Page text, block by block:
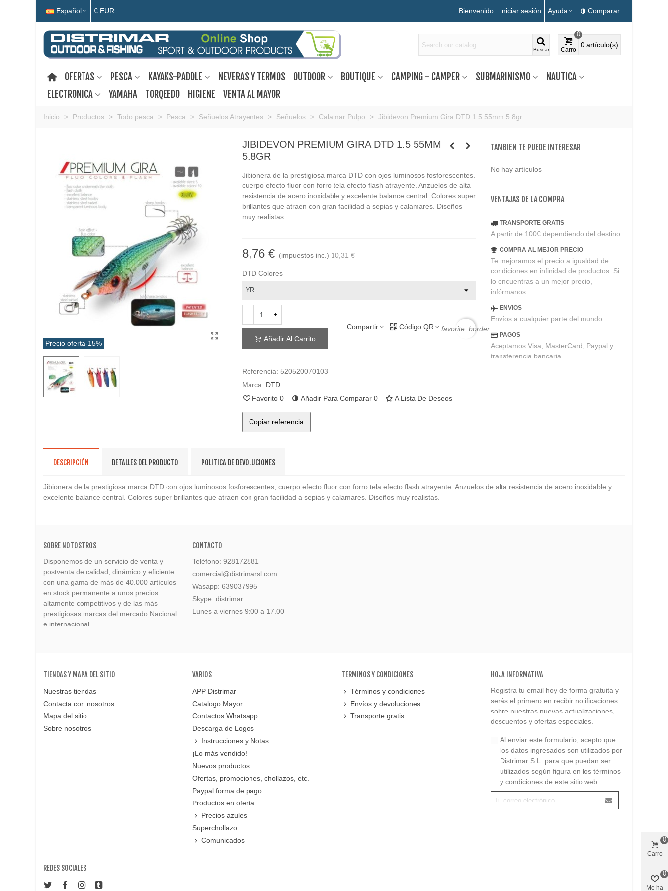
Español € EUR Bienvenido Iniciar sesión Ayuda Comparar
Buscar Carro
0
0 artículo(s)
OFERTAS PESCA KAYAKS-PADDLE NEVERAS Y TERMOS OUTDOOR BOUTIQUE CAMPING - CAMPER SUBMARINISMO
NAUTICA
ELECTRONICA
YAMAHA TORQEEDO HIGIENE VENTA AL MAYOR
Inicio > Productos > Todo pesca > Pesca > Señuelos Atrayentes > Señuelos > Calamar Pulpo > Jibidevon Premium Gira DTD 1.5 55mm 5.8gr
Precio oferta-15%
JIBIDEVON PREMIUM GIRA DTD 1.5 55MM
5.8GR
Jibionera de la prestigiosa marca DTD con ojos luminosos fosforescentes,
cuerpo efecto fluor con forro tela efecto flash atrayente. Anzuelos de alta
resistencia de acero inoxidable y excelente balance central. Colores super
brillantes que atraen con gran facilidad a sepias y calamares. Diseños
muy realistas.
8,76 € (impuestos inc.) 10,31 €
DTD Colores
- +
Añadir Al Carrito
Compartir Código QR favorite_border
Referencia: 520520070103
Marca: DTD
Favorito 0 Añadir Para Comparar 0 A Lista De Deseos
Copiar referencia
TAMBIEN TE PUEDE INTERESAR
No hay artículos
VENTAJAS DE LA COMPRA
TRANSPORTE GRATIS
A partir de 100€ dependiendo del destino.
COMPRA AL MEJOR PRECIO
Te mejoramos el precio a igualdad de
condiciones en infinidad de productos. Si
lo encuentras a un mejor precio,
infórmanos.
ENVIOS
Envíos a cualquier parte del mundo.
PAGOS
Aceptamos Visa, MasterCard, Paypal y
transferencia bancaria
DESCRIPCIÓN DETALLES DEL PRODUCTO POLITICA DE DEVOLUCIONES
Jibionera de la prestigiosa marca DTD con ojos luminosos fosforescentes, cuerpo efecto fluor con forro tela efecto flash atrayente. Anzuelos de alta resistencia de acero inoxidable y
excelente balance central. Colores super brillantes que atraen con gran facilidad a sepias y calamares. Diseños muy realistas.
SOBRE NOTOSTROS
Disponemos de un servicio de venta y
postventa de calidad, dinámico y eficiente
con una gama de más de 40.000 artículos
en stock permanente a unos precios
altamente competitivos y de las más
prestigiosas marcas del mercado Nacional
e internacional.
CONTACTO
Teléfono: 928172881
comercial@distrimarsl.com
Wasapp: 639037995
Skype: distrimar
Lunes a viernes 9:00 a 17.00
TIENDAS Y MAPA DEL SITIO
Nuestras tiendas
Contacta con nosotros
Mapa del sitio
Sobre nosotros
VARIOS
APP Distrimar
Catalogo Mayor
Contactos Whatsapp
Descarga de Logos
Instrucciones y Notas
¡Lo más vendido!
Nuevos productos
Ofertas, promociones, chollazos, etc.
Paypal forma de pago
Productos en oferta
Precios azules
Superchollazo
Comunicados
TERMINOS Y CONDICIONES
Términos y condiciones
Envíos y devoluciones
Transporte gratis
HOJA INFORMATIVA
Registra tu email hoy de forma gratuita y
serás el primero en recibir notificaciones
sobre nuestras nuevas actualizaciones,
descuentos y ofertas especiales.
Al enviar este formulario, acepto que
los datos ingresados son utilizados por
Distrimar S.L. para que puedan ser
utilizados según figura en los términos
y condiciones de este sitio web.
REDES SOCIALES
Carro
0
Me ha
0